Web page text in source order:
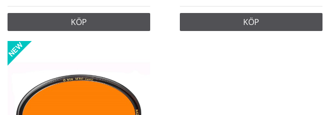
KÖP KÖP